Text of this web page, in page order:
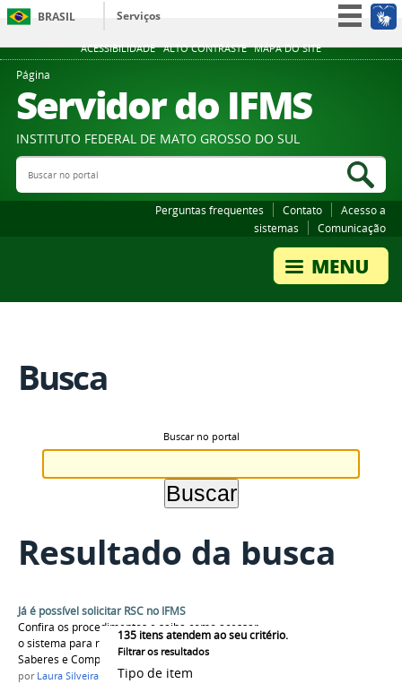
ACESSIBILIDADE ALTO CONTRASTE MAPA DO SITE
BRASIL
Serviços
Participe
Legislação
Canais
Página
Servidor do IFMS
INSTITUTO FEDERAL DE MATO GROSSO DO SUL
Buscar no portal
Perguntas frequentes Contato
Acesso a
sistemas
Comunicação
Busca
Buscar no portal
Resultado da busca
135 itens atendem ao seu critério.
Filtrar os resultados
Tipo de item
Já é possível solicitar RSC no IFMS
Confira os procedimentos e saiba como acessar
o sistema para requerer Reconhecimento de
Saberes e Competências
por Laura Silveira